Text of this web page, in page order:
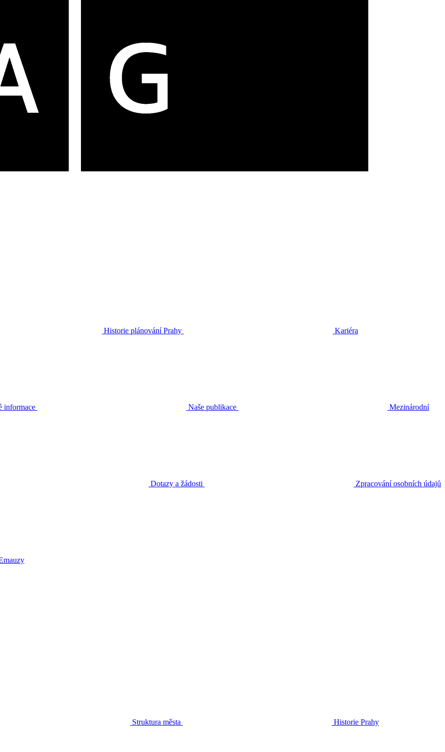
Historie plánování Prahy Kariéra
informace Naše publikace Mezinárodní
Dotazy a žádosti Zpracování osobních údajů
Struktura města Historie Prahy